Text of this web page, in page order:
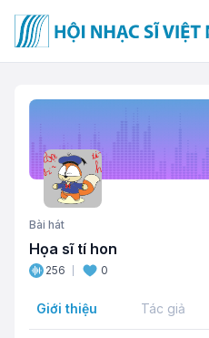
Bài hát
Họa sĩ tí hon
256 0
Giới thiệu Tác giả